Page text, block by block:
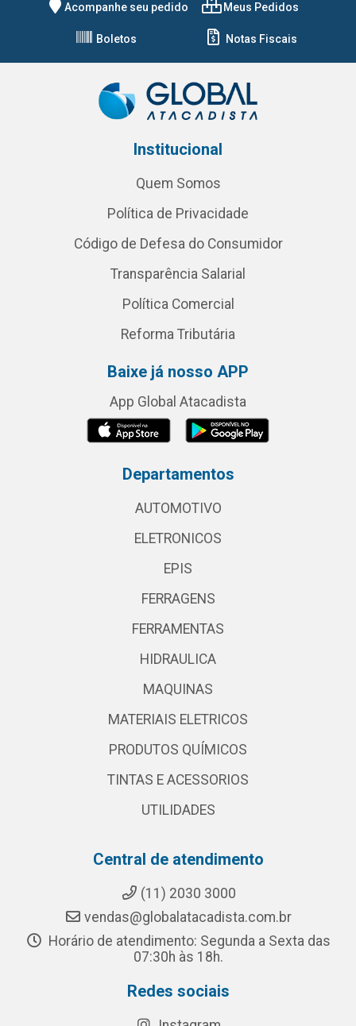
Acompanhe seu pedido Meus Pedidos
Boletos Notas Fiscais
Institucional
Quem Somos
Política de Privacidade
Código de Defesa do Consumidor
Transparência Salarial
Política Comercial
Reforma Tributária
Baixe já nosso APP
App Global Atacadista
Departamentos
AUTOMOTIVO
ELETRONICOS
EPIS
FERRAGENS
FERRAMENTAS
HIDRAULICA
MAQUINAS
MATERIAIS ELETRICOS
PRODUTOS QUÍMICOS
TINTAS E ACESSORIOS
UTILIDADES
Central de atendimento
(11) 2030 3000
vendas@globalatacadista.com.br
Horário de atendimento: Segunda a Sexta das
07:30h às 18h.
Redes sociais